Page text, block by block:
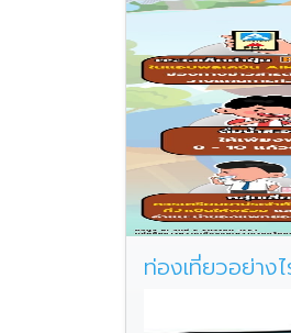
ท่องเที่ยวอย่าง